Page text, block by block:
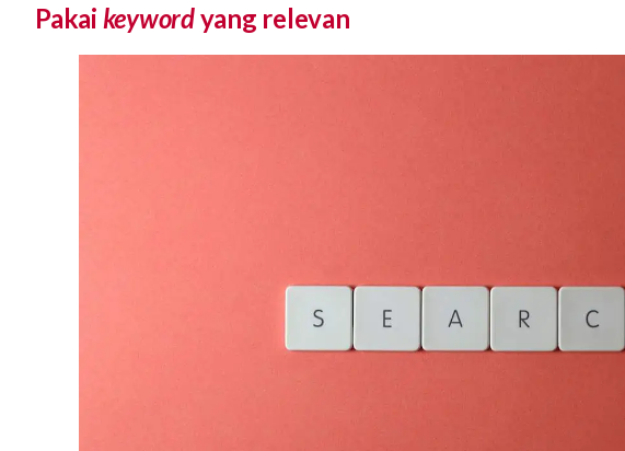
Pakai keywordyang relevan